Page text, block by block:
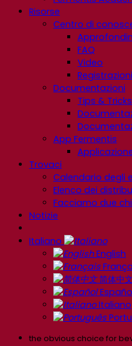
Risorse
Centro di
FAQ
Video
Documentazioni
Tips &
App Fermentis
Trovaci
Calendario degli
Elenco dei
Facciamo due
Notizie
Italiano
English
简体中文
Italiano
the obvious choice for